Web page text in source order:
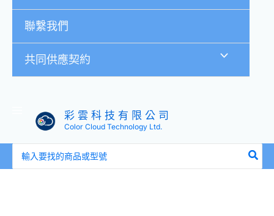
聯繫我們
共同供應契約
彩 雲 科 技 有 限 公 司
Color Cloud Technology Ltd.
尋：